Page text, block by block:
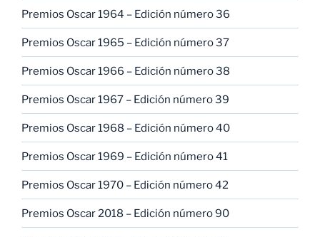
Premios Oscar 1964 – Edición número 36
Premios Oscar 1965 – Edición número 37
Premios Oscar 1966 – Edición número 38
Premios Oscar 1967 – Edición número 39
Premios Oscar 1968 – Edición número 40
Premios Oscar 1969 – Edición número 41
Premios Oscar 1970 – Edición número 42
Premios Oscar 2018 – Edición número 90